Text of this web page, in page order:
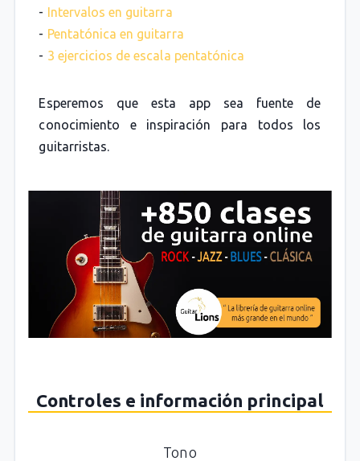
- Intervalos en guitarra
- Pentatónica en guitarra
- 3 ejercicios de escala pentatónica
Esperemos que esta app sea fuente de
conocimiento e inspiración para todos los
guitarristas.
Controles e información principal
Tono